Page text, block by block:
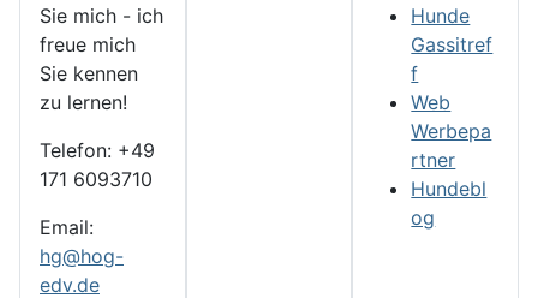
Sie mich - ich
freue mich
Sie kennen
zu lernen!
Telefon: +49
171 6093710
Email:
hg@hog-
edv.de
Hunde
Gassitref
f
Web
Werbepa
rtner
Hundebl
og